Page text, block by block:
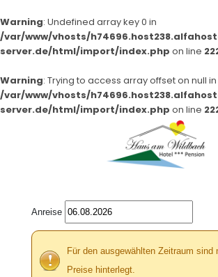
Warning: Undefined array key 0 in
/var/www/vhosts/
server.de/html/import/index.php on line
Warning: Trying to access array offset on null in
/var/www/vhosts/
server.de/html/import/index.php on line
APARTHAUS TALWINKEL
FERIENHOF RAINER
ZIMMER-APPARTEMENTS